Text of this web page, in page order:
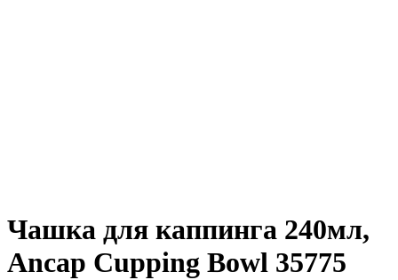
Чашка для каппинга 240мл,
Ancap Cupping Bowl 35775